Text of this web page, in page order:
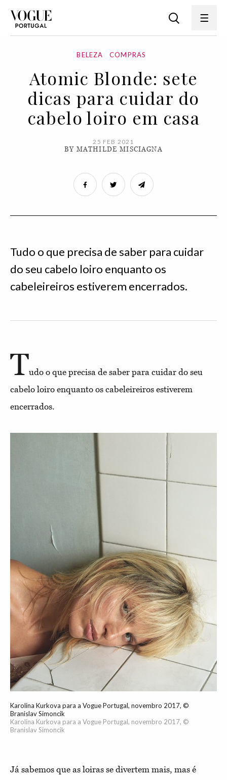
BELEZA COMPRAS
Atomic Blonde: sete
dicas para cuidar do
cabelo loiro em casa
25 FEB 2021
BY MATHILDE MISCIAGNA
Tudo o que precisa de saber para cuidar
do seu cabelo loiro enquanto os
cabeleireiros estiverem encerrados.
Tudo o que precisa de saber para cuidar do seu
cabelo loiro enquanto os cabeleireiros estiverem
encerrados.
Karolina Kurkova para a Vogue Portugal, novembro 2017, ©
Branislav Simoncik
Karolina Kurkova para a Vogue Portugal, novembro 2017, ©
Branislav Simoncik
Já sabemos que as loiras se divertem mais, mas é